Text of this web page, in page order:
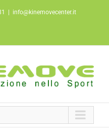
info@kinemovecenter.it